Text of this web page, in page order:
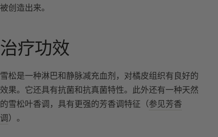
被创造出来。
治疗功效
雪松是一种淋巴和静脉减充血剂，对橘皮组织有良好的
效果。它还具有抗菌和抗真菌特性。此外还有一种天然
的雪松叶香调，具有更强的芳香调特征（参见芳香
调）。